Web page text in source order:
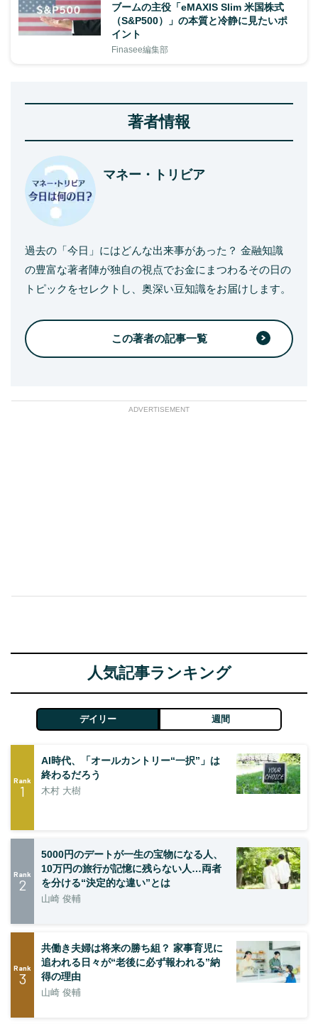
ブームの主役「eMAXIS Slim 米国株式
（S&P500）」の本質と冷静に見たいポ
イント
Finasee編集部
著者情報
マネー・トリビア
過去の「今日」にはどんな出来事があった？ 金融知識
の豊富な著者陣が独自の視点でお金にまつわるその日の
トピックをセレクトし、奥深い豆知識をお届けします。
この著者の記事一覧
ADVERTISEMENT
人気記事ランキング
デイリー 週間
Rank
1
AI時代、「オールカントリー“一択”」は
終わるだろう
木村 大樹
Rank
2
5000円のデートが一生の宝物になる人、
10万円の旅行が記憶に残らない人…両者
を分ける“決定的な違い”とは
山崎 俊輔
Rank
3
共働き夫婦は将来の勝ち組？ 家事育児に
追われる日々が“老後に必ず報われる”納
得の理由
山崎 俊輔